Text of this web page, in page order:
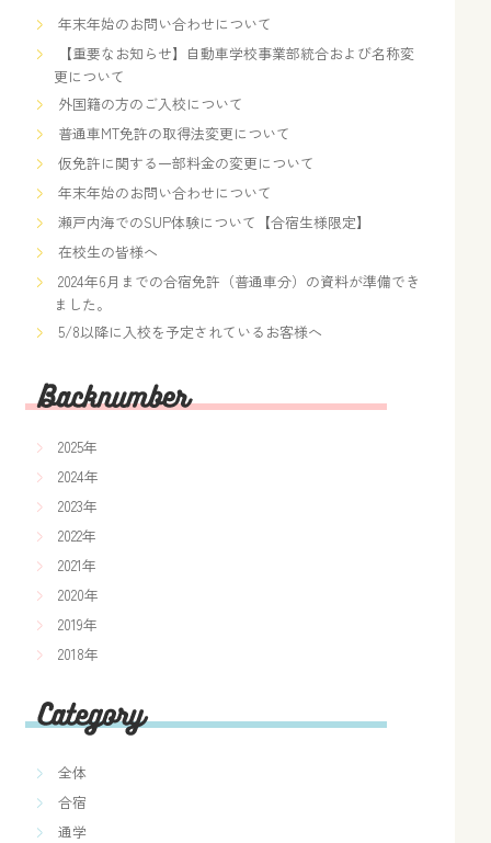
年末年始のお問い合わせについて
【重要なお知らせ】自動車学校事業部統合および名称変
更について
外国籍の方のご入校について
普通車MT免許の取得法変更について
仮免許に関する一部料金の変更について
年末年始のお問い合わせについて
瀬戸内海でのSUP体験について【合宿生様限定】
在校生の皆様へ
2024年6月までの合宿免許（普通車分）の資料が準備でき
ました。
5/8以降に入校を予定されているお客様へ
2025年
2024年
2023年
2022年
2021年
2020年
2019年
2018年
全体
合宿
通学